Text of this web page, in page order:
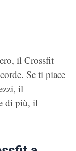
il Crossfit
Se ti piace
il
di più, il